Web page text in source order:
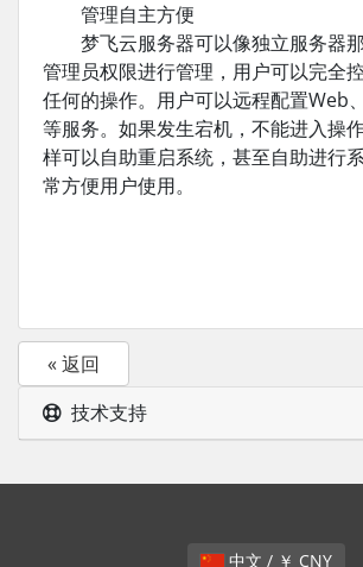
管理自主方便
梦飞云服务器可以像独立服务器
管理员权限进行管理，用户可以完全
任何的操作。用户可以远程配置Web
等服务。如果发生宕机，不能进入操
样可以自助重启系统，甚至自助进行
常方便用户使用。
« 返回
技术支持
中文 / ￥ CNY